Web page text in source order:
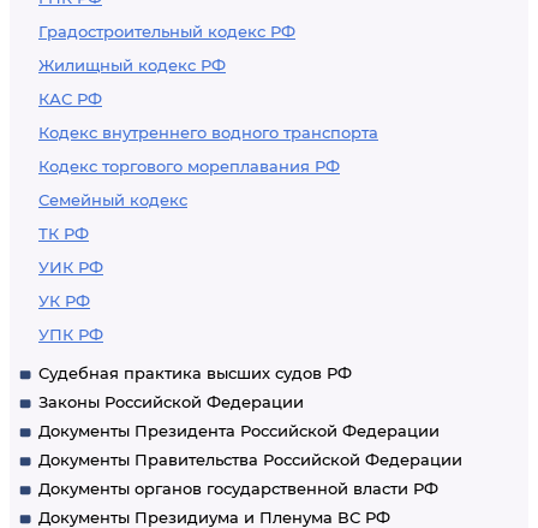
Градостроительный кодекс РФ
Жилищный кодекс РФ
КАС РФ
Кодекс внутреннего водного транспорта
Кодекс торгового мореплавания РФ
Семейный кодекс
ТК РФ
УИК РФ
УК РФ
УПК РФ
Судебная практика высших судов РФ
Законы Российской Федерации
Документы Президента Российской Федерации
Документы Правительства Российской Федерации
Документы органов государственной власти РФ
Документы Президиума и Пленума ВС РФ